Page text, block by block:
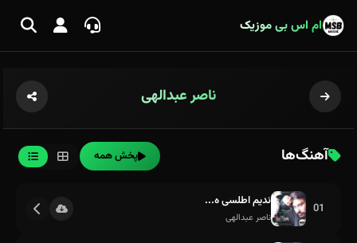
ام اس بی موزیک
ناصر عبدالهی
آهنگ‌ها پخش همه
01 ندیم اطلسی ه...
ناصر عبدالهی